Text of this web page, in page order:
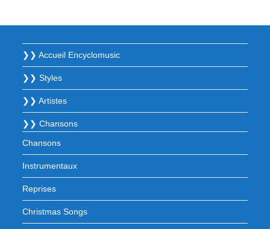
❯❯ Accueil Encyclomusic
❯❯ Styles
❯❯ Artistes
❯❯ Chansons
Chansons
Instrumentaux
Reprises
Christmas Songs